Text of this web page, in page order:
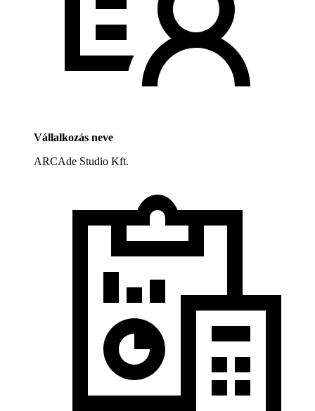
Vállalkozás neve
ARCAde Studio Kft.